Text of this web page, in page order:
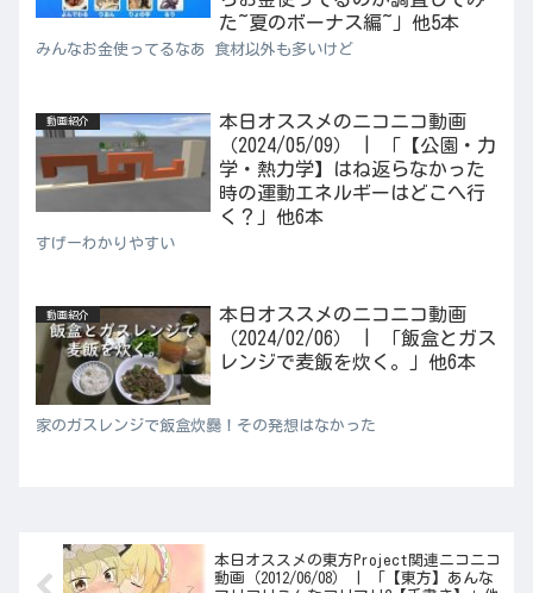
た~夏のボーナス編~」他5本
みんなお金使ってるなあ 食材以外も多いけど
動画紹介
本日オススメのニコニコ動画
（2024/05/09） | 「【公園・力
学・熱力学】はね返らなかった
時の運動エネルギーはどこへ行
く？」他6本
すげーわかりやすい
動画紹介
本日オススメのニコニコ動画
（2024/02/06） | 「飯盒とガス
レンジで麦飯を炊く。」他6本
家のガスレンジで飯盒炊爨！その発想はなかった
本日オススメの東方Project関連ニコニコ
動画（2012/06/08） | 「【東方】あんな